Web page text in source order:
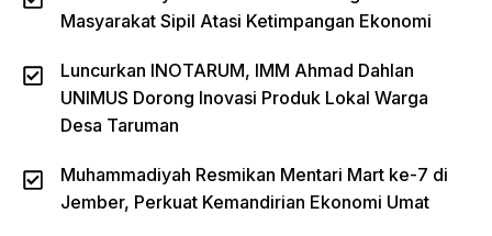
Masyarakat Sipil Atasi Ketimpangan Ekonomi
Luncurkan INOTARUM, IMM Ahmad Dahlan
UNIMUS Dorong Inovasi Produk Lokal Warga
Desa Taruman
Muhammadiyah Resmikan Mentari Mart ke-7 di
Jember, Perkuat Kemandirian Ekonomi Umat